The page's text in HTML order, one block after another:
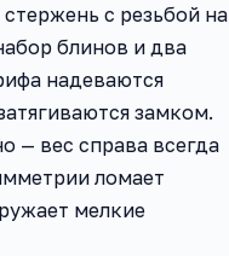
с резьбой на
блинов и два
надеваются
замком.
— вес справа всегда
ломает
мелкие